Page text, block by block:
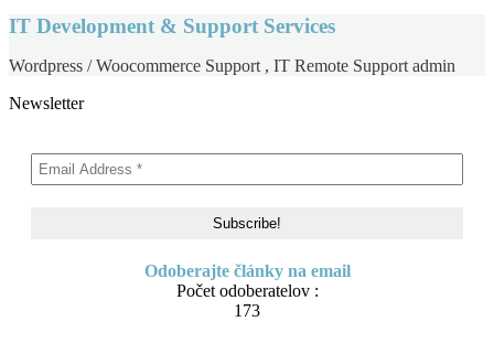
IT Development & Support Services
Wordpress / Woocommerce Support , IT Remote Support admin
Newsletter
Odoberajte články na email
Počet odoberatelov :
173